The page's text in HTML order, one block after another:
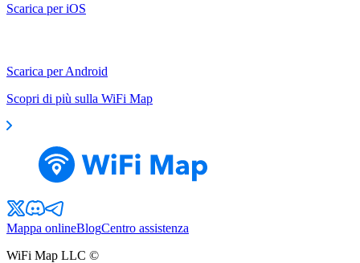
Scarica per iOS
Scarica per Android
Scopri di più sulla WiFi Map
Mappa onlineBlogCentro assistenza
WiFi Map LLC ©